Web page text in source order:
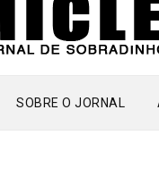
SOBRE O JORNAL